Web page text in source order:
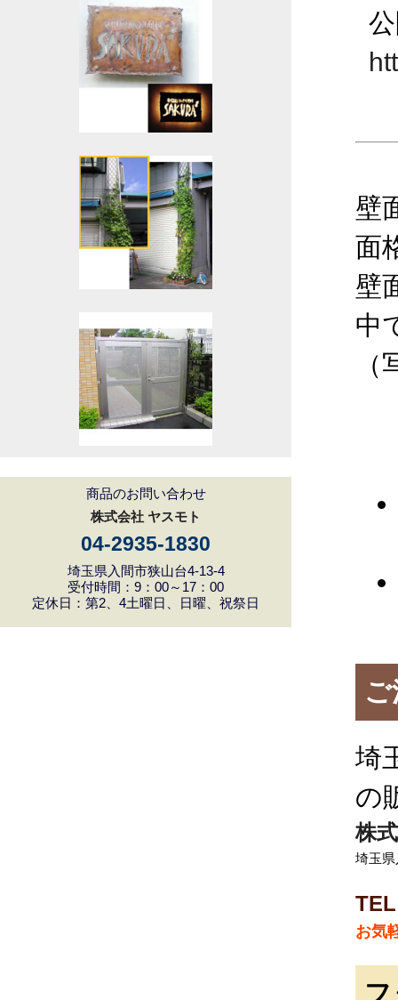
商品のお問い合わせ
株式会社 ヤスモト
04-2935-1830
埼玉県入間市狭山台4-13-4
受付時間：9：00～17：00
定休日：第2、4土曜日、日曜、祝祭日
壁
面
壁
中
埼
の
株
埼玉
お気